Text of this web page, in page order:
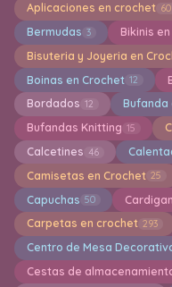
Aplicaciones en crochet 60
Bermudas 3 Bikinis
Bisuteria y Joyeria en
Boinas en Crochet 12
Bordados 12 Bufanda
Bufandas Knitting 15
Calcetines 46
Camisetas en Crochet 25
Capuchas 50
Carpetas en crochet 293
Centro de Mesa
Cestas de